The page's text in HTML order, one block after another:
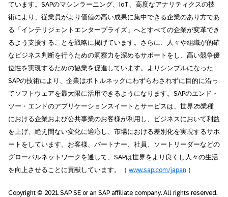
ています。SAPのマシンラーニング、IoT、高度なアナリティクスの技
術により、従業員がより価値の高い成果に集中できる企業のあり方であ
る「インテリジェントエンタープライズ」へとすべての企業が変革でき
るよう支援することを戦略に掲げています。さらに、人々や組織が的確
なビジネス判断を行うための洞察力を深めるサポートをし、高い競争優
位性を実現するための協業を促進しています。よりシンプルになった
SAPの技術により、企業はボトルネックにわずらわされずに目的に沿っ
てソフトウェアを最大限に活用できるようになります。SAPのエンド・
ツー・エンドのアプリケーションスイートとサービスは、世界25業種
における企業および公共事業のお客様が利用し、ビジネスにおいて利益
を上げ、絶え間ない変化に適応し、市場における差別化を実現するサポ
ートをしています。お客様、パートナー、社員、ソートリーダーなどの
グローバルネットワークを通して、SAPは世界をより良くし人々の生活
を向上させることに貢献しています。（ www.sap.com/japan ）
Copyright © 2021 SAP SE or an SAP affiliate company. All rights reserved.